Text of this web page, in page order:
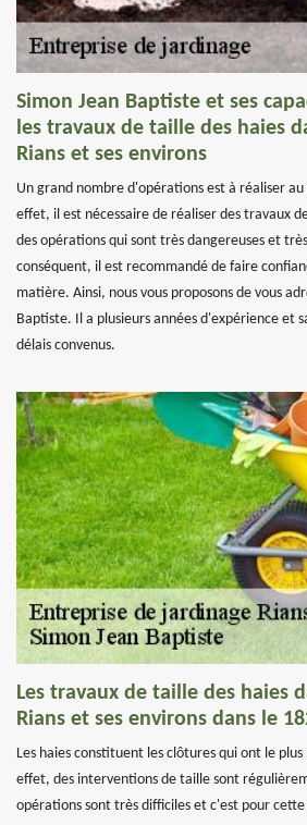
Simon Jean Baptiste et ses
les travaux de taille des haies
Rians et ses environs
Un grand nombre d'opérations est à réaliser au
effet, il est nécessaire de réaliser des travaux
des opérations qui sont très dangereuses et
conséquent, il est recommandé de faire
matière. Ainsi, nous vous proposons de vous
Baptiste. Il a plusieurs années d'expérience et
délais convenus.
Les travaux de taille des haies
Rians et ses environs dans le
Les haies constituent les clôtures qui ont le
effet, des interventions de taille sont
opérations sont très difficiles et c'est pour